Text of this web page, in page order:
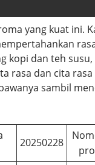
yang kuat ini.
kopi dan teh
rasa dan cita rasa
sambil
20250228